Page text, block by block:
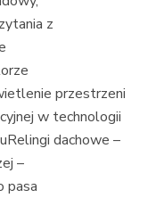
z
przestrzeni
w technologii
dachowe –
–
pasa